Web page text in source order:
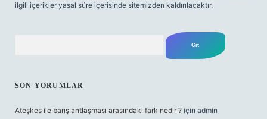
ilgili içerikler yasal süre içerisinde sitemizden kaldırılacaktır.
SON YORUMLAR
Ateşkes ile barış antlaşması arasındaki fark nedir ? için admin